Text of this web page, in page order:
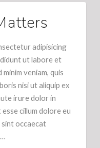
adipisicing
ut labore et
veniam, quis
nisi ut aliquip ex
irure dolor in
cillum dolore eu
occaecat